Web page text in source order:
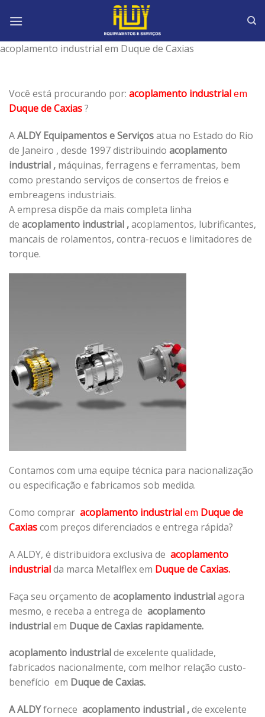
acoplamento industrial em Duque de Caxias
Você está procurando por: acoplamento industrialem
Duque de Caxias?
AALDY Equipamentos e Serviçosatua no Estado do Rio
de Janeiro , desde 1997 distribuindo acoplamento
industrial , máquinas, ferragens e ferramentas, bem
como prestando serviços de consertos de freios e
embreagens industriais.
A empresa dispõe da mais completa linha
de acoplamento industrial ,acoplamentos, lubrificantes,
mancais de rolamentos, contra-recuos e limitadores de
torque.
Contamos com uma equipe técnica para nacionalização
ou especificação e fabricamos sob medida.
Como comprar acoplamento industrialem Duque de
Caxiascom preços diferenciados e entrega rápida?
A ALDY, é distribuidora exclusiva de acoplamento
industrialda marca Metalflex em Duque de Caxias.
Faça seu orçamento de acoplamento industrialagora
mesmo, e receba a entrega de acoplamento
industrialem Duque de Caxias rapidamente.
acoplamento industrialde excelente qualidade,
fabricados nacionalmente, com melhor relação custo-
benefício em Duque de Caxias.
A ALDYfornece acoplamento industrial ,de excelente